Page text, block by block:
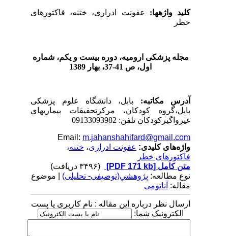
کلید واژه­ها:عفونت ادراری، ختنه، فاکتورهای
خطر
مجله پزشکی ارومیه، دوره بیست و یکم، شماره‌
اول، ص 41-37، بهار 1389
آدرس مکاتبه:بابل، دانشگاه علوم
پزشکی
بابل،گروه کودکان، مرکزتحقیقات بیماری­های
غیرواگیرکودکان تلفن: 09133093982
Email:m.jahanshahifard@gmail.com
واژه‌های کلیدی:عفونت ادراری،ختنه،
فاکتورهای خطر
متن کامل[PDF 171 kb]
نوع مطالعه:پژوهشي(توصیفی- تحلیلی) | موضوع
مقاله:آناتومی
ارسال نظر درباره این مقاله : نام کاربری یا پست
الکترونیک شما: